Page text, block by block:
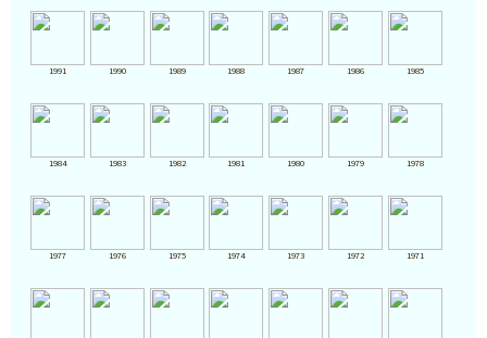
1991 1990 1989 1988 1987 1986 1985
1984 1983 1982 1981 1980 1979 1978
1977 1976 1975 1974 1973 1972 1971